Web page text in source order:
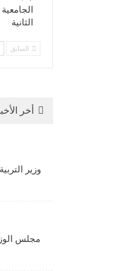
الثانية
السابق
أخر
وزير
مجلس